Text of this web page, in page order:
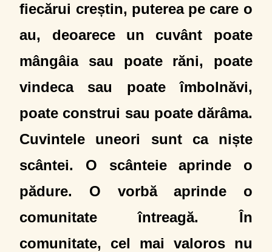
fiecărui creștin, puterea pe care o
au, deoarece un cuvânt poate
mângâia sau poate răni, poate
vindeca sau poate îmbolnăvi,
poate construi sau poate dărâma.
Cuvintele uneori sunt ca niște
scântei. O scânteie aprinde o
pădure. O vorbă aprinde o
comunitate întreagă. În
comunitate, cel mai valoros nu